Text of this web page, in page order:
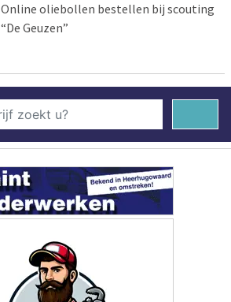
Online oliebollen bestellen bij scouting
“De Geuzen”